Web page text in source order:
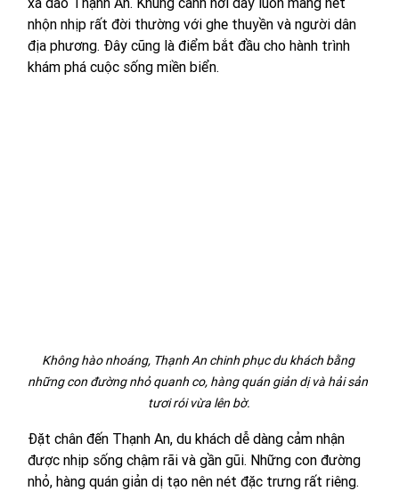
nhộn nhịp rất đời thường với ghe thuyền và người dân
địa phương. Đây cũng là điểm bắt đầu cho hành trình
khám phá cuộc sống miền biển.
Không hào nhoáng, Thạnh An chinh phục du khách bằng
những con đường nhỏ quanh co, hàng quán giản dị và hải sản
tươi rói vừa lên bờ.
Đặt chân đến Thạnh An, du khách dễ dàng cảm nhận
được nhịp sống chậm rãi và gần gũi. Những con đường
nhỏ, hàng quán giản dị tạo nên nét đặc trưng rất riêng.